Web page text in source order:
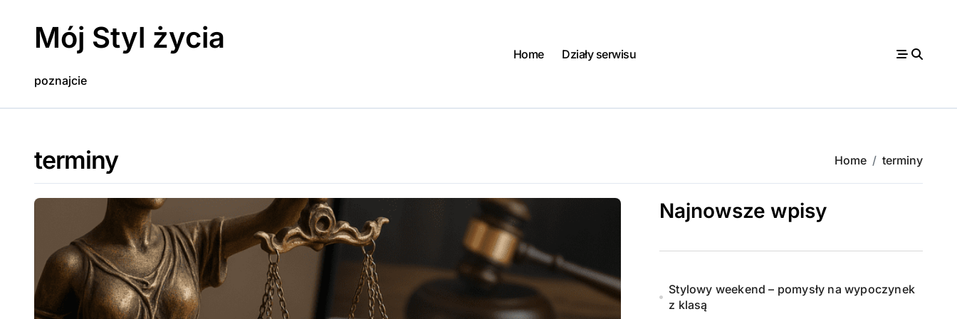
Mój Styl życia
poznajcie
Home Działy serwisu
terminy Home terminy
Najnowsze wpisy
Stylowy weekend – pomysły na wypoczynek
z klasą